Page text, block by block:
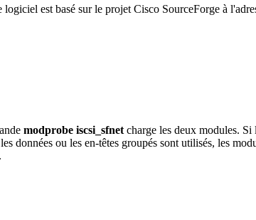
est basé sur le projet Cisco SourceForge à
modprobe iscsi_sfnet charge les deux modules.
données ou les en-têtes groupés sont utilisés, les